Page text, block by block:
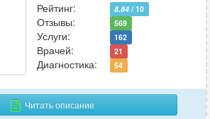
Рейтинг:
8.84 / 10
Отзывы: 569
Услуги: 162
Врачей: 21
Диагностика: 54
Читать описание